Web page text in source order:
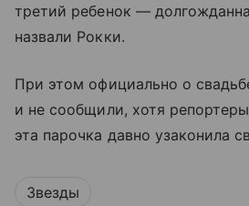
третий ребенок —
назвали Рокки.
При этом официально о
и не сообщили, хотя
эта парочка давно узаконила
Звезды